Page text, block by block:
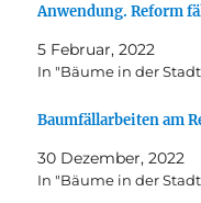
Anwendung. Reform
5 Februar, 2022
In "Bäume in der
Baumfällarbeiten am
30 Dezember, 2022
In "Bäume in der